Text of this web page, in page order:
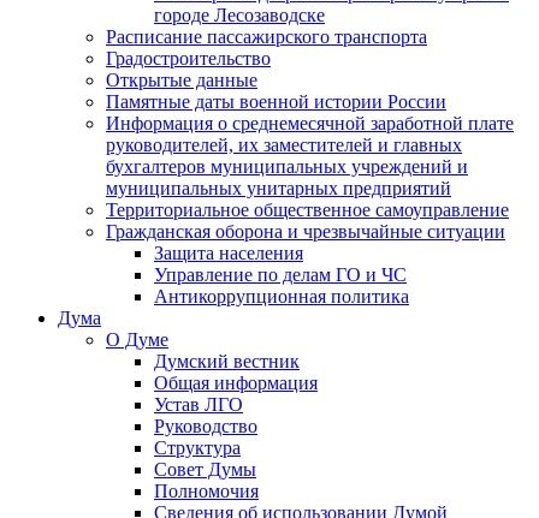
городе Лесозаводске
Расписание пассажирского транспорта
Градостроительство
Открытые данные
Памятные даты военной истории России
Информация о среднемесячной заработной плате
руководителей, их заместителей и главных
бухгалтеров муниципальных учреждений и
муниципальных унитарных предприятий
Территориальное общественное самоуправление
Гражданская оборона и чрезвычайные ситуации
Защита населения
Управление по делам ГО и ЧС
Антикоррупционная политика
Дума
О Думе
Думский вестник
Общая информация
Устав ЛГО
Руководство
Структура
Совет Думы
Полномочия
Сведения об использовании Думой